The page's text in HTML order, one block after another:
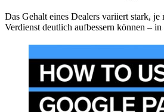
Das Gehalt eines Dealers variiert stark,
Verdienst deutlich aufbessern können –